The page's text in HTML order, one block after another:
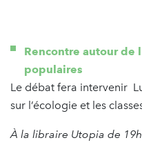
Rencontre autour de
populaires
Le débat fera intervenir
sur l’écologie et les
À la libraire Utopia de